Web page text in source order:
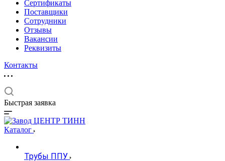
Сертификаты
Поставщики
Сотрудники
Отзывы
Вакансии
Реквизиты
Контакты
Быстрая заявка
Каталог
Трубы ППУ